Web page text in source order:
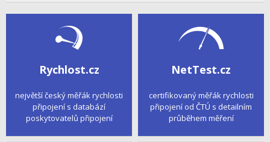
Rychlost.cz
největší český měřák rychlosti
připojení s databází
poskytovatelů připojení
NetTest.cz
certifikovaný měřák rychlosti
připojení od ČTÚ s detailním
průběhem měření